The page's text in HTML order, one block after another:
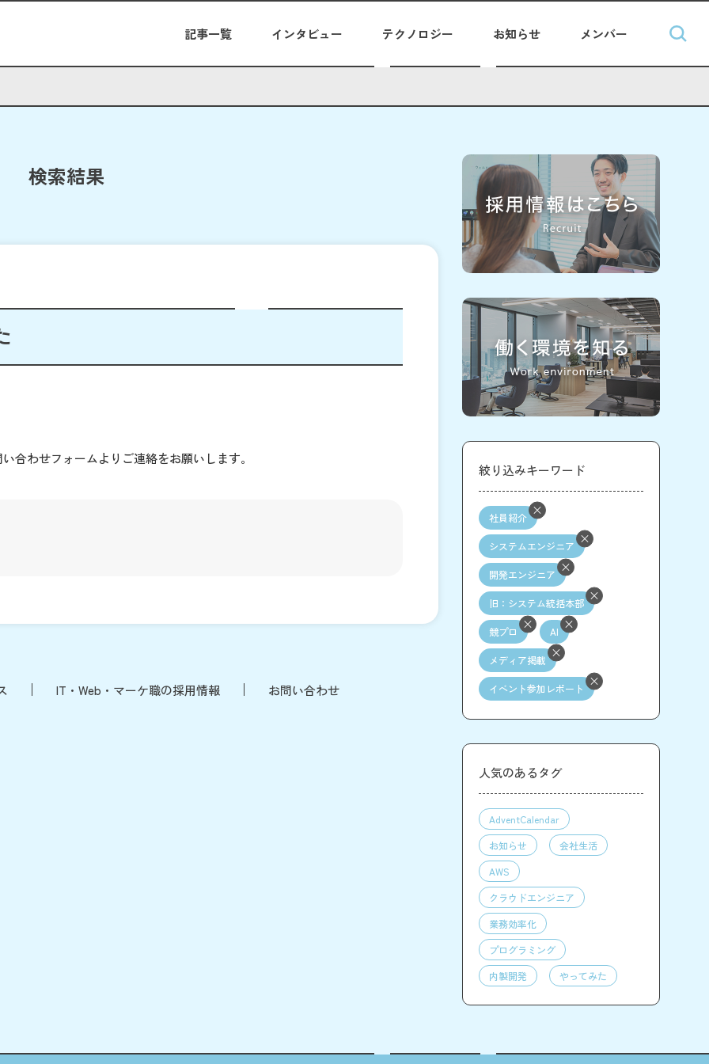
記事一覧 インタビュー テクノロジー お知らせ メンバー
検索結果
合わせフォームよりご連絡をお願いします。
IT・Web・マーケ職の採用情報 お問い合わせ
絞り込みキーワード
社員紹介
システムエンジニア
開発エンジニア
旧：システム統括本部
競プロ AI
メディア掲載
イベント参加レポート
人気のあるタグ
AdventCalendar
お知らせ
会社生活
AWS
クラウドエンジニア
業務効率化
プログラミング
内製開発
やってみた